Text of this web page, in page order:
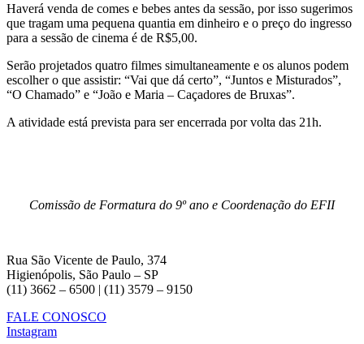
Haverá venda de comes e bebes antes da sessão, por isso sugerimos
que tragam uma pequena quantia em dinheiro e o preço do ingresso
para a sessão de cinema é de R$5,00.
Serão projetados quatro filmes simultaneamente e os alunos podem
escolher o que assistir: “Vai que dá certo”, “Juntos e Misturados”,
“O Chamado” e “João e Maria – Caçadores de Bruxas”.
A atividade está prevista para ser encerrada por volta das 21h.
Comissão de Formatura do 9º ano e Coordenação do EFII
Rua São Vicente de Paulo, 374
Higienópolis, São Paulo – SP
(11) 3662 – 6500 | (11) 3579 – 9150
FALE CONOSCO
Instagram